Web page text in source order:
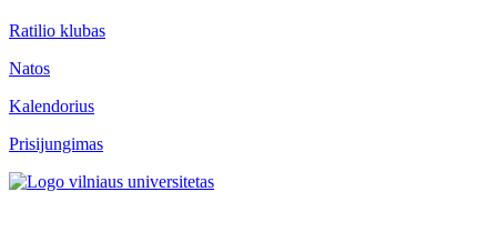
Ratilio klubas
Natos
Kalendorius
Prisijungimas